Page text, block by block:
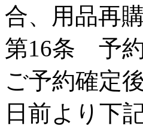
合、用品再
第16条 予
ご予約確定
日前より下